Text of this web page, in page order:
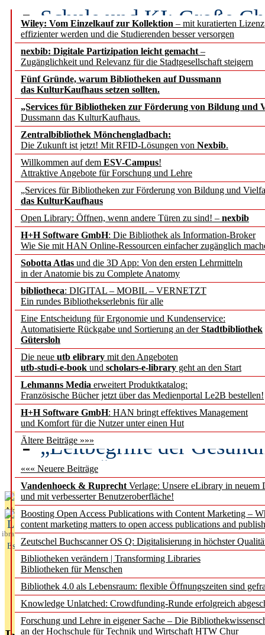
Wiley: Vom Einzelkauf zur Kollektion – mit kuratierten
effizienter werden und die Studierenden besser versorgen
nexbib: Digitale Partizipation leicht gemacht –
Zugänglichkeit und Relevanz für die Stadtgesellschaft steigern
Fünf Gründe, warum Bibliotheken auf Dussmann
das KulturKaufhaus setzen sollten.
„Services für Bibliotheken zur Förderung von Bildung und
Dussmann das KulturKaufhaus.
Zentralbibliothek Mönchengladbach:
Die Zukunft ist jetzt! Mit RFID-Lösungen von Nexbib.
Willkommen auf dem ESV-Campus!
Attraktive Angebote für Forschung und Lehre
„Services für Bibliotheken zur Förderung von Bildung und
das KulturKaufhaus
Open Library: Öffnen, wenn andere Türen zu sind! – nexbib
H+H Software GmbH: Die Bibliothek als Information-Broker
Wie Sie mit HAN Online-Ressourcen einfacher zugänglich
Sobotta Atlas und die 3D App: Von den ersten Lehrmitteln
in der Anatomie bis zu Complete Anatomy
bibliotheca: DIGITAL – MOBIL – VERNETZT
Ein rundes Bibliothekserlebnis für alle
Eine Entscheidung für Ergonomie und Kundenservice:
Automatisierte Rückgabe und Sortierung an derStadtbibliothek
Gütersloh
Die neue utb elibrary mit den Angeboten
utb-studi-e-book und scholars-e-library geht an den Start
Lehmanns Media erweitert Produktkatalog:
Französische Bücher jetzt über das Medienportal Le2B bestellen!
H+H Software GmbH: HAN bringt effektives Management
und Komfort für die Nutzer unter einen Hut
Ältere Beiträge »»»
««« Neuere Beiträge
Vandenhoeck & Ruprecht Verlage: Unsere eLibrary in neuem
und mit verbesserter Benutzeroberfläche!
Boosting Open Access Publications with Content Marketing –
content marketing matters to open access publications and
Zeutschel Buchscanner OS Q: Digitalisierung in höchster
Bibliotheken verändern | Transforming Libraries
Bibliotheken für Menschen
Bibliothek 4.0 als Lebensraum: flexible Öffnungszeiten sind
Knowledge Unlatched: Crowdfunding-Runde erfolgreich
Forschung und Lehre in eigener Sache – Die
an der Hochschule für Technik und Wirtschaft HTW Chur
Schule und KI: Große
Voraussetzungen
Erfolgreiches erstes
Segment Research –
angepasst
konstruktiv!
Mohr Siebeck
und die Zeitschrift für
Francke Attempto
EBSCO Information
Recherchefunktionen in
Sorbisches Institut neu
Geschichte und
Künstliche Intelligenz
besser zu verstehen
„Leitbegriffe der
des BIÖG erscheinen
Aktuelles aus
L
ibrary
Essentials